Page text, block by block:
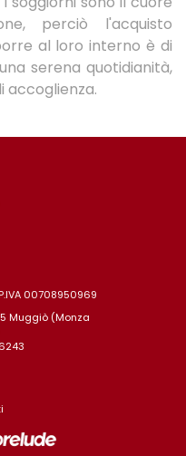
perciò l'acquisto
al loro interno è di
serena quotidianità,
00708950969
Muggiò (Monza